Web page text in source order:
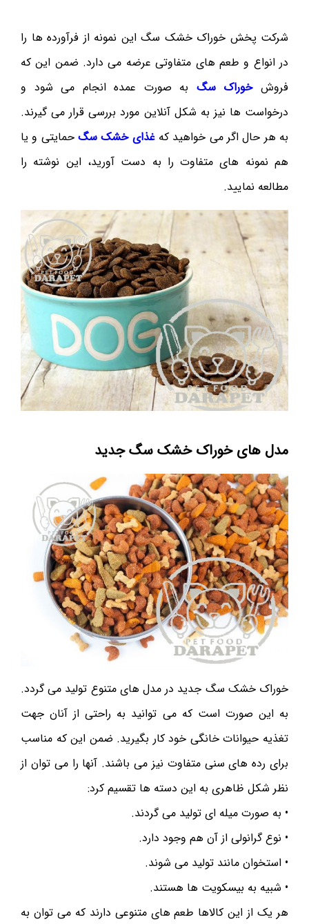
شرکت پخش خوراک خشک سگ این نمونه از فرآورده ها را
در انواع و طعم های متفاوتی عرضه می دارد. ضمن این که
فروشخوراک سگ به صورت عمده انجام می شود و
درخواست ها نیز به شکل آنلاین مورد بررسی قرار می گیرند.
به هر حال اگر می خواهید کهغذای خشک سگ حمایتی و یا
هم نمونه های متفاوت را به دست آورید، این نوشته را
مطالعه نمایید.
مدل های خوراک خشک سگ جدید
خوراک خشک سگ جدید در مدل های متنوع تولید می گردد.
به این صورت است که می توانید به راحتی از آنان جهت
تغذیه حیوانات خانگی خود کار بگیرید. ضمن این که مناسب
برای رده های سنی متفاوت نیز می باشند. آنها را می توان از
نظر شکل ظاهری به این دسته ها تقسیم کرد:
• به صورت میله ای تولید می گردند.
• نوع گرانولی از آن هم وجود دارد.
• استخوان مانند تولید می شوند.
• شبیه به بیسکویت ها هستند.
هر یک از این کالاها طعم های متنوعی دارند که می توان به